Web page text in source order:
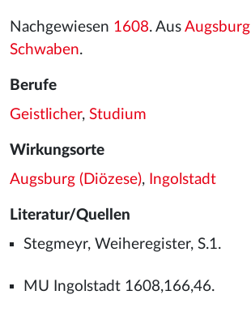
Nachgewiesen 1608. Aus Augsburg
Schwaben.
Berufe
Geistlicher, Studium
Wirkungsorte
Augsburg (Diözese), Ingolstadt
Literatur/Quellen
Stegmeyr, Weiheregister, S.1.
MU Ingolstadt 1608,166,46.